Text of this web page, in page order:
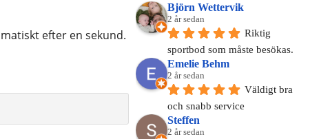
efter en sekund.
Björn Wettervik
2 år sedan
Riktig
sportbod som måste besökas.
Emelie Behm
2 år sedan
Väldigt bra
och snabb service
Steffen
2 år sedan